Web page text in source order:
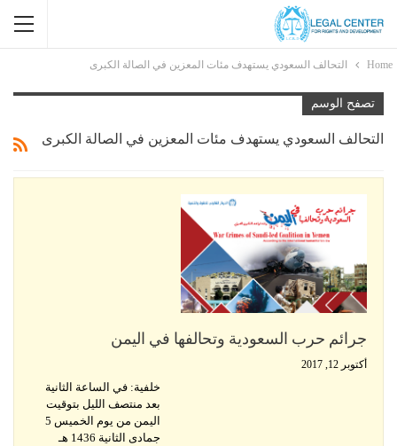
Home التحالف السعودي يستهدف مئات المعزين في الصالة الكبرى
تصفح الوسم
التحالف السعودي يستهدف مئات المعزين في الصالة الكبرى
جرائم حرب السعودية وتحالفها في اليمن
أكتوبر 12, 2017
خلفية: في الساعة الثانية
بعد منتصف الليل بتوقيت
اليمن من يوم الخميس 5
جمادى الثانية 1436 هـ